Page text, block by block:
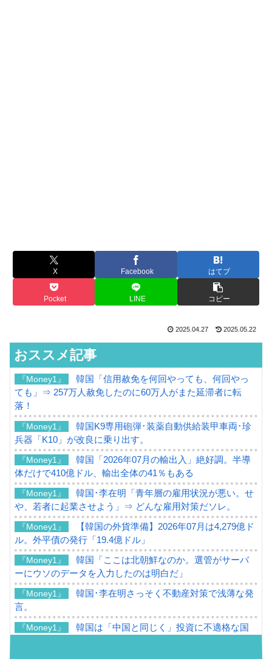
X Facebook はてブ
Pocket LINE コピー
2025.04.27 2025.05.22
おススメ記事
『Money1』
韓国「信用赦免を何回やっても、何回やっ
ても」⇒ 257万人赦免したのに60万人がまた延滞者に転
落！
『Money1』
韓国K9専用砲弾･装薬自動供給装甲車両･珍
兵器「K10」が改良に乗り出す。
『Money1』
韓国「2026年07月の輸出入」絶好調。半導
体だけで410億ドル、輸出全体の41％もある
『Money1』
韓国･李在明「青年層の雇用状況が悪い。せ
や、若者に起業させよう」⇒ どんな雇用対策だソレ。
『Money1』
【韓国の外貨準備】2026年07月は4,279億ド
ル。外平債の発行「19.4億ドル」
『Money1』
韓国「ここは北朝鮮なのか。選管がサーバ
ーにウソのデータを入力したのは明白だ」
『Money1』
韓国･李在明さっそく不動産対策で浅薄な発
言。
『Money1』
韓国は「中国と同じく」投資に不適格な国
『Money1』
『韓国銀行』が「金の保有量を増やしま